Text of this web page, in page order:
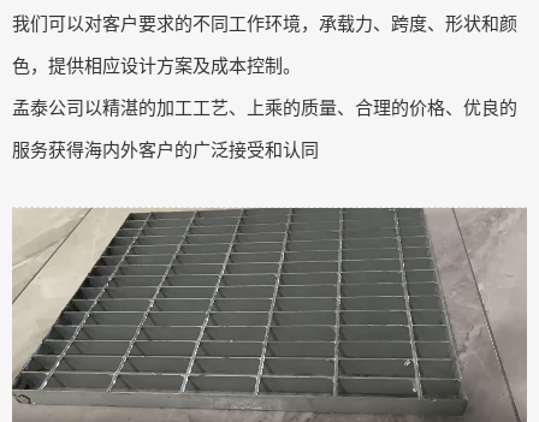
我们可以对客户要求的不同工作环境，承载力、跨度、形状和颜
色，提供相应设计方案及成本控制。
孟泰公司以精湛的加工工艺、上乘的质量、合理的价格、优良的
服务获得海内外客户的广泛接受和认同